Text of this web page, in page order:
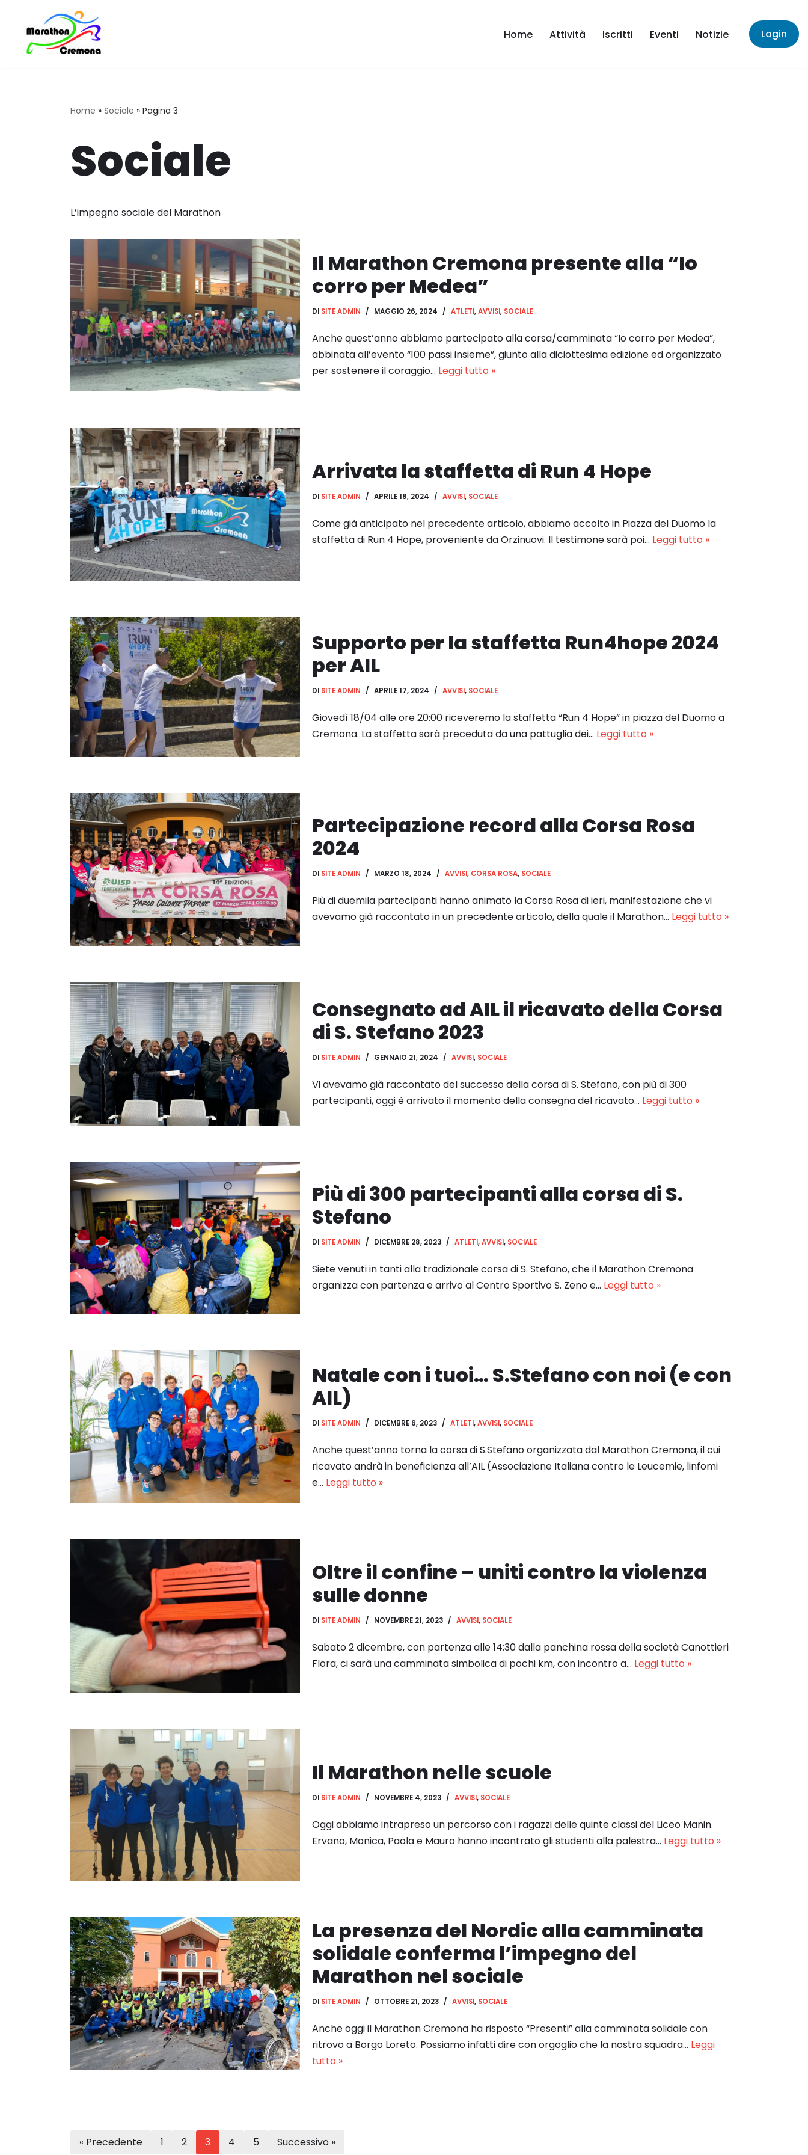
Home Attività Iscritti Eventi Notizie Login
Home » Sociale » Pagina 3
Sociale
L’impegno sociale del Marathon
Il Marathon Cremona presente alla “Io
corro per Medea”
DI SITE ADMIN MAGGIO 26, 2024 ATLETI,AVVISI, SOCIALE
Anche quest’anno abbiamo partecipato alla corsa/camminata “Io corro per Medea”,
abbinata all’evento “100 passi insieme”, giunto alla diciottesima edizione ed organizzato
per sostenere il coraggio… Leggi tutto »
Arrivata la staffetta di Run 4 Hope
DI SITE ADMIN APRILE 18, 2024 AVVISI, SOCIALE
Come già anticipato nel precedente articolo, abbiamo accolto in Piazza del Duomo la
staffetta di Run 4 Hope, proveniente da Orzinuovi. Il testimone sarà poi… Leggi tutto »
Supporto per la staffetta Run4hope 2024
per AIL
DI SITE ADMIN APRILE 17, 2024 AVVISI, SOCIALE
Giovedì 18/04 alle ore 20:00 riceveremo la staffetta “Run 4 Hope” in piazza del Duomo a
Cremona. La staffetta sarà preceduta da una pattuglia dei… Leggi tutto »
Partecipazione record alla Corsa Rosa
2024
DI SITE ADMIN MARZO 18, 2024 AVVISI, CORSA ROSA, SOCIALE
Più di duemila partecipanti hanno animato la Corsa Rosa di ieri, manifestazione che vi
avevamo già raccontato in un precedente articolo, della quale il Marathon… Leggi tutto »
Consegnato ad AIL il ricavato della Corsa
di S. Stefano 2023
DI SITE ADMIN GENNAIO 21, 2024 AVVISI, SOCIALE
Vi avevamo già raccontato del successo della corsa di S. Stefano, con più di 300
partecipanti, oggi è arrivato il momento della consegna del ricavato… Leggi tutto »
Più di 300 partecipanti alla corsa di S.
Stefano
DI SITE ADMIN DICEMBRE 28, 2023 ATLETI,AVVISI, SOCIALE
Siete venuti in tanti alla tradizionale corsa di S. Stefano, che il Marathon Cremona
organizza con partenza e arrivo al Centro Sportivo S. Zeno e… Leggi tutto »
Natale con i tuoi… S.Stefano con noi (e con
AIL)
DI SITE ADMIN DICEMBRE 6, 2023 ATLETI,AVVISI, SOCIALE
Anche quest’anno torna la corsa di S.Stefano organizzata dal Marathon Cremona, il cui
ricavato andrà in beneficienza all’AIL (Associazione Italiana contro le Leucemie, linfomi
e… Leggi tutto »
Oltre il confine – uniti contro la violenza
sulle donne
DI SITE ADMIN NOVEMBRE 21, 2023 AVVISI, SOCIALE
Sabato 2 dicembre, con partenza alle 14:30 dalla panchina rossa della società Canottieri
Flora, ci sarà una camminata simbolica di pochi km, con incontro a… Leggi tutto »
Il Marathon nelle scuole
DI SITE ADMIN NOVEMBRE 4, 2023 AVVISI, SOCIALE
Oggi abbiamo intrapreso un percorso con i ragazzi delle quinte classi del Liceo Manin.
Ervano, Monica, Paola e Mauro hanno incontrato gli studenti alla palestra… Leggi tutto »
La presenza del Nordic alla camminata
solidale conferma l’impegno del
Marathon nel sociale
DI SITE ADMIN OTTOBRE 21, 2023 AVVISI, SOCIALE
Anche oggi il Marathon Cremona ha risposto “Presenti” alla camminata solidale con
ritrovo a Borgo Loreto. Possiamo infatti dire con orgoglio che la nostra squadra… Leggi
tutto »
« Precedente 1 2 3 4 5 Successivo »